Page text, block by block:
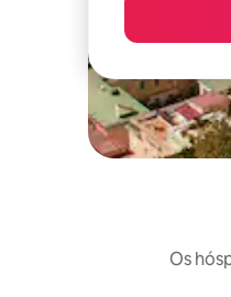
Os